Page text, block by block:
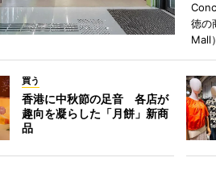
徳の
Mall
買う
香港に中秋節の足音 各店が
趣向を凝らした「月餅」新商
品